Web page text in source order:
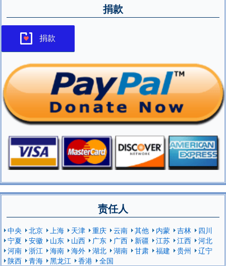
捐款
捐款
责任人
中央 北京 上海 天津 重庆 云南 其他 内蒙 吉林
四川
宁夏
安徽 山东 山西 广东 广西 新疆 江苏 江西
河北
河南
浙江 海南 海外 湖北 湖南 甘肃 福建 贵州
辽宁
陕西
青海 黑龙江 香港 全国